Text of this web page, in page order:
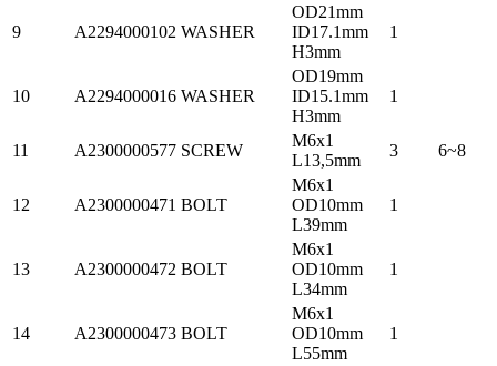
9 A2294000102 WASHER
OD21mm
ID17.1mm
H3mm
1
10 A2294000016 WASHER
OD19mm
ID15.1mm
H3mm
1
11 A2300000577 SCREW
M6x1
L13,5mm
3 6~8
12 A2300000471 BOLT
M6x1
OD10mm
L39mm
1
13 A2300000472 BOLT
M6x1
OD10mm
L34mm
1
14 A2300000473 BOLT
M6x1
OD10mm
L55mm
1